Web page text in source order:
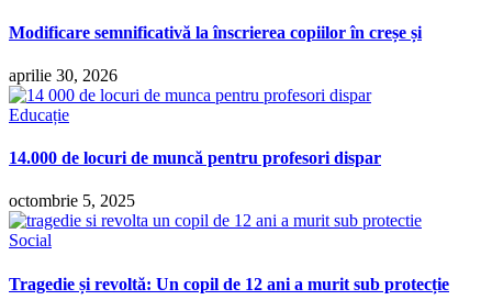
Modificare semnificativă la înscrierea copiilor în creșe și
aprilie 30, 2026
Educație
14.000 de locuri de muncă pentru profesori dispar
octombrie 5, 2025
Social
Tragedie și revoltă: Un copil de 12 ani a murit sub protecție